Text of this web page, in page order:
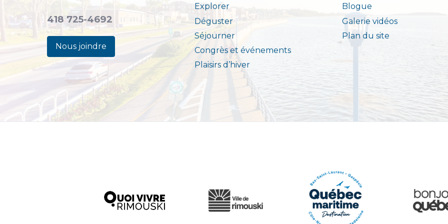
418 725-4692
Nous joindre
Explorer
Déguster
Séjourner
Congrès et événements
Plaisirs d’hiver
Blogue
Galerie vidéos
Plan du site